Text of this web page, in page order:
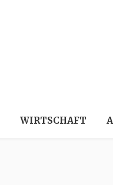
WIRTSCHAFT